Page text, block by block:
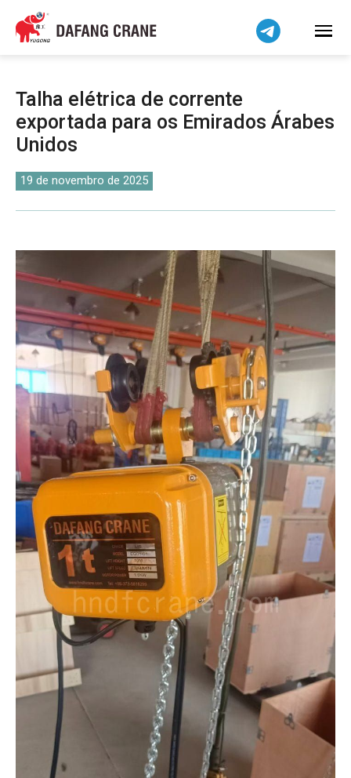
Talha elétrica de corrente
exportada para os Emirados Árabes
Unidos
19 de novembro de 2025
Bahasa Indonesia
Bahasa Melayu
বাংলা
فارسی
Pilipino
اردو
Українська
Беларуская мова
Kiswahili
Dansk
Norsk
O‘zbekcha